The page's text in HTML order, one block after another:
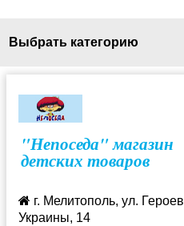
Выбрать категорию
Детская верхняя одежда
"Непоседа" магазин
детских товаров
г. Мелитополь, ул. Героев
Украины, 14